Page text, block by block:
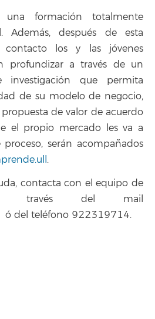
formación totalmente
Además, después de esta
los y las jóvenes
profundizar a través de un
investigación que permita
de su modelo de negocio,
de valor de acuerdo
el propio mercado les va a
proceso, serán acompañados
.
contacta con el equipo de
a través del mail
ó del teléfono 922319714.